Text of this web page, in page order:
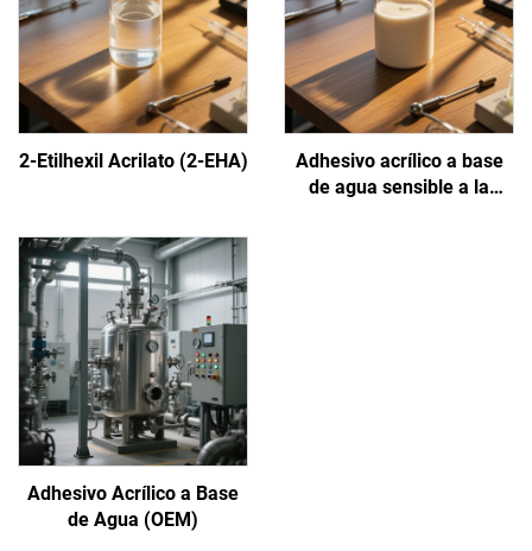
2-Etilhexil Acrilato (2-EHA)
Adhesivo acrílico a base
de agua sensible a la
Adhesivo Acrílico a Base
de Agua (OEM)